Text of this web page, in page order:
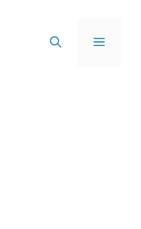
MENU